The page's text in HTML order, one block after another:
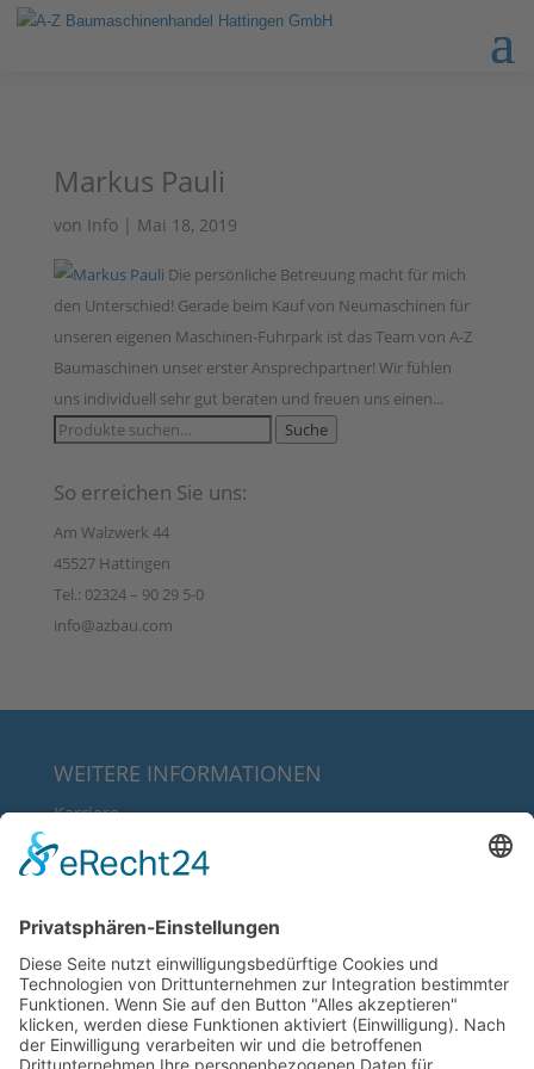
Markus Pauli
von Info| Mai 18, 2019
Die persönliche Betreuung macht für mich
den Unterschied! Gerade beim Kauf von Neumaschinen für
unseren eigenen Maschinen-Fuhrpark ist das Team von A-Z
Baumaschinen unser erster Ansprechpartner! Wir fühlen
uns individuell sehr gut beraten und freuen uns einen...
Suche
Suche
So erreichen Sie uns:
Am Walzwerk 44
45527 Hattingen
Tel.: 02324 – 90 29 5-0
info@azbau.com
WEITERE INFORMATIONEN
Karriere
Über uns
Downloads
RECHTLICHE INFORMATIONEN
AGB’s